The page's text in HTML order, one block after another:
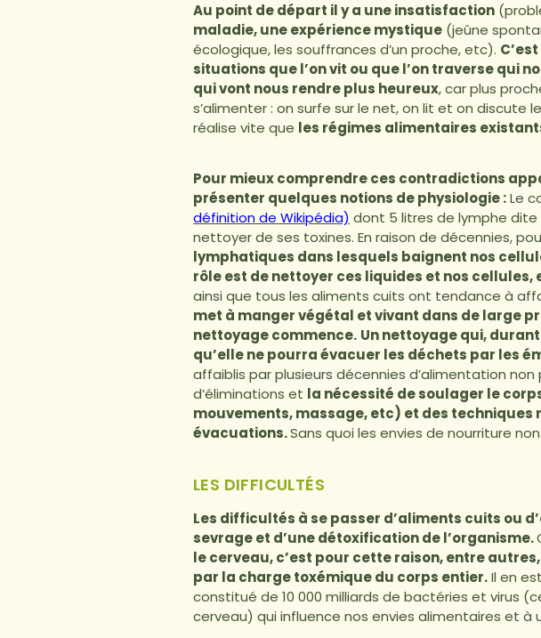
Au point de départ il y a une insatisfaction
maladie, une expérience mystique (jeûne
écologique, les souffrances d’un proche, etc).
situations que l’on vit ou que l’on traverse qui
qui vont nous rendre plus heureux, car plus
s’alimenter : on surfe sur le net, on lit et on discute
réalise vite que les régimes alimentaires
Pour mieux comprendre ces contradictions
présenter quelques notions de physiologie :Le
définition de Wikipédia) dont 5 litres de lymphe dite
nettoyer de ses toxines. En raison de décennies,
lymphatiques dans lesquels baignent nos
rôle est de nettoyer ces liquides et nos cellules,
ainsi que tous les aliments cuits ont tendance à
met à manger végétal et vivant dans de large
nettoyage commence. Un nettoyage qui,
qu’elle ne pourra évacuer les déchets par les
affaiblis par plusieurs décennies d’alimentation
d’éliminations et la nécessité de soulager le
mouvements, massage, etc) et des
évacuations.Sans quoi les envies de nourriture
LES DIFFICULTÉS
Les difficultés à se passer d’aliments cuits ou
sevrage et d’une détoxification de l’organisme.
le cerveau, c’est pour cette raison, entre
par la charge toxémique du corps entier.Il en
constitué de 10 000 milliards de bactéries et virus
cerveau) qui influence nos envies alimentaires et